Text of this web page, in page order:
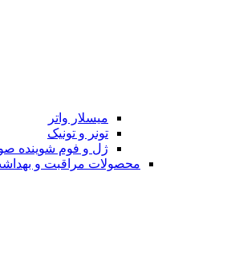
میسلار واتر
تونر و تونیک
ژل و فوم شوینده
محصولات مراقبت و